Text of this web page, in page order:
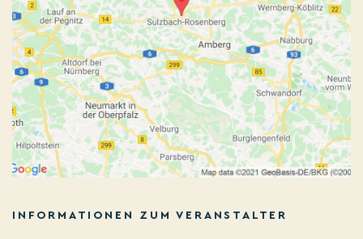
INFORMATIONEN ZUM VERANSTALTER